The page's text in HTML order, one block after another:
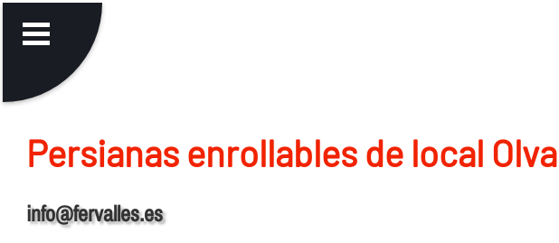
Persianas enrollables de local
info@fervalles.es